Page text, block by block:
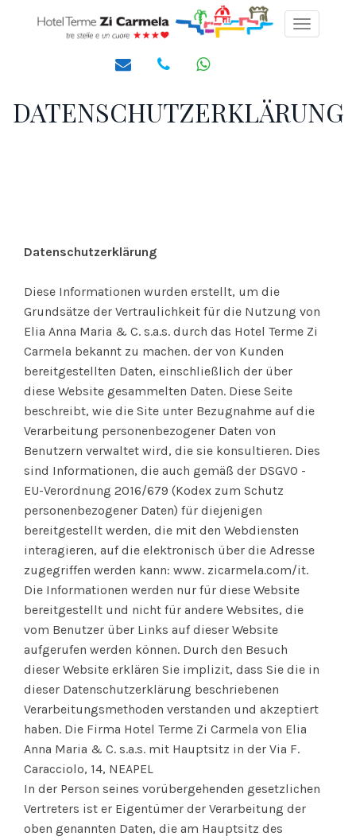
Toggle
DATENSCHUTZERKLÄRUNG
Datenschutzerklärung
Diese Informationen wurden erstellt, um die
Grundsätze der Vertraulichkeit für die Nutzung von
Elia Anna Maria & C. s.a.s. durch das Hotel Terme Zi
Carmela bekannt zu machen. der von Kunden
bereitgestellten Daten, einschließlich der über
diese Website gesammelten Daten. Diese Seite
beschreibt, wie die Site unter Bezugnahme auf die
Verarbeitung personenbezogener Daten von
Benutzern verwaltet wird, die sie konsultieren. Dies
sind Informationen, die auch gemäß der DSGVO -
EU-Verordnung 2016/679 (Kodex zum Schutz
personenbezogener Daten) für diejenigen
bereitgestellt werden, die mit den Webdiensten
interagieren, auf die elektronisch über die Adresse
zugegriffen werden kann: www. zicarmela.com/it.
Die Informationen werden nur für diese Website
bereitgestellt und nicht für andere Websites, die
vom Benutzer über Links auf dieser Website
aufgerufen werden können. Durch den Besuch
dieser Website erklären Sie implizit, dass Sie die in
dieser Datenschutzerklärung beschriebenen
Verarbeitungsmethoden verstanden und akzeptiert
haben. Die Firma Hotel Terme Zi Carmela von Elia
Anna Maria & C. s.a.s. mit Hauptsitz in der Via F.
Caracciolo, 14, NEAPEL
In der Person seines vorübergehenden gesetzlichen
Vertreters ist er Eigentümer der Verarbeitung der
oben genannten Daten, die am Hauptsitz des